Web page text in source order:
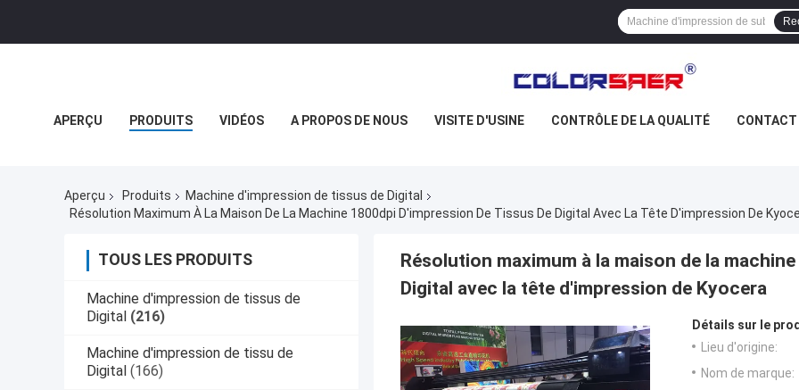
APERÇU PRODUITS VIDÉOS A PROPOS DE NOUS VISITE D'USINE CONTRÔLE DE LA QUALITÉ CONTACT
Aperçu Produits
Machine d'impression de tissus de Digital
Résolution Maximum À La Maison De La Machine 1800dpi D'impression De Tissus De Digital Avec La Tête D'impression De
TOUS LES PRODUITS
Machine d'impression de tissus de
Digital (216)
Machine d'impression de tissu de
Digital (166)
Résolution maximum à la maison de la
Digital avec la tête d'impression de Kyocera
Détails sur le
Lieu d'origine:
Nom de marque: